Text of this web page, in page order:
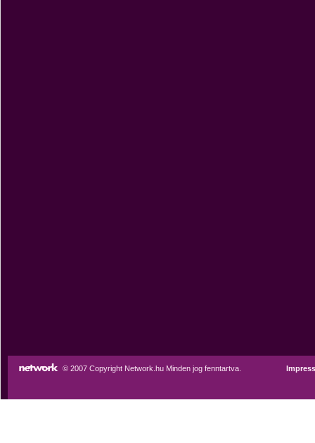
© 2007 Copyright Network.hu Minden jog fenntartva.